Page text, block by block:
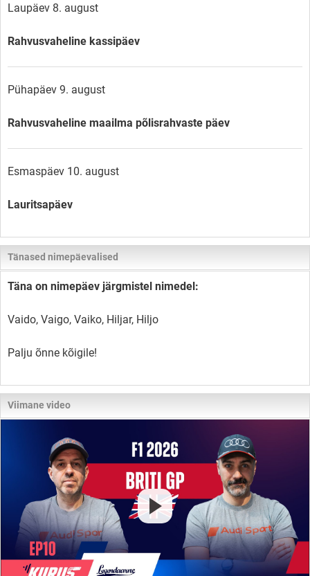
Laupäev 8. august
Rahvusvaheline kassipäev
Pühapäev 9. august
Rahvusvaheline maailma põlisrahvaste päev
Esmaspäev 10. august
Lauritsapäev
Tänased nimepäevalised
Täna on nimepäev järgmistel nimedel:
Vaido, Vaigo, Vaiko, Hiljar, Hiljo
Palju õnne kõigile!
Viimane video